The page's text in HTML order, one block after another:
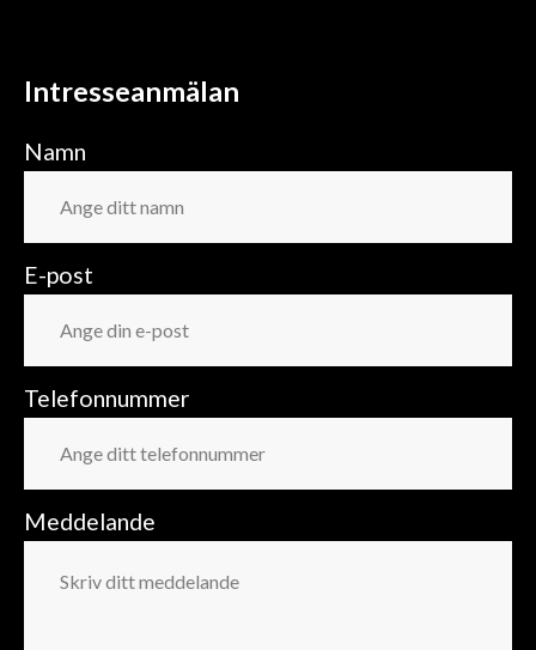
Intresseanmälan
Namn
E-post
Telefonnummer
Meddelande